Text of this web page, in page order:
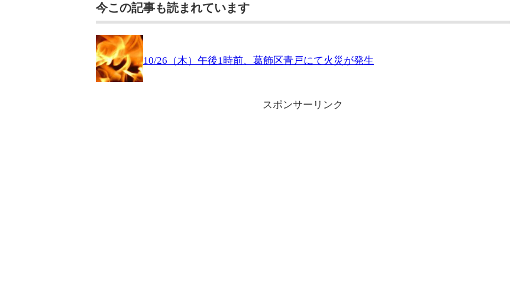
今この記事も読まれています
10/26（木）午後1時前、葛飾区青戸にて火災が発生
スポンサーリンク